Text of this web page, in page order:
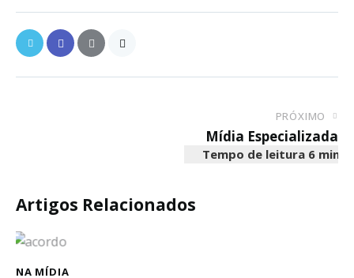
PRÓXIMO
Mídia Especializada
Artigos Relacionados
NA MÍDIA